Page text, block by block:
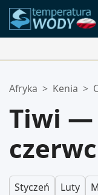
Twoja lista
Afryka > Kenia >
Tiwi —
Styczeń Luty